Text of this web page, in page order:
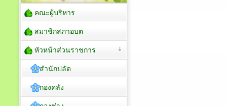
คณะผู้บริหาร
สมาชิกสภาอบต
หัวหน้าส่วนราชการ
สำนักปลัด
กองคลัง